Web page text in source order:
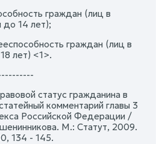
граждан (лиц в
до 14 лет);
граждан (лиц в
лет) <1>.
статус гражданина в
комментарий главы 3
Российской Федерации /
М.: Статут, 2009.
134 - 145.